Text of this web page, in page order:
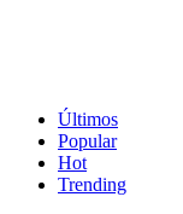
Últimos
Popular
Hot
Trending